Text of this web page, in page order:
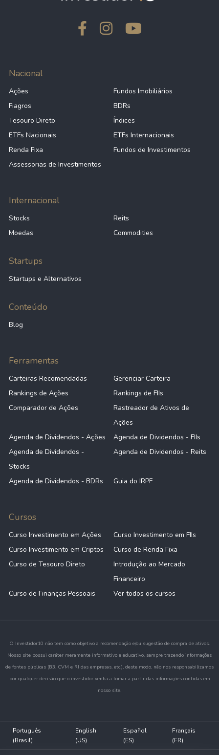
Nacional
Ações
Fundos Imobiliários
Fiagros
BDRs
Tesouro Direto
Índices
ETFs Nacionais
ETFs Internacionais
Renda Fixa
Fundos de Investimentos
Assessorias de Investimentos
Internacional
Stocks
Reits
Moedas
Commodities
Startups
Startups e Alternativos
Conteúdo
Blog
Ferramentas
Carteiras Recomendadas
Gerenciar Carteira
Rankings de Ações
Rankings de FIIs
Comparador de Ações
Rastreador de Ativos de
Ações
Agenda de Dividendos - Ações
Agenda de Dividendos - FIIs
Agenda de Dividendos -
Stocks
Agenda de Dividendos - Reits
Agenda de Dividendos - BDRs Guia do IRPF
Cursos
Curso Investimento em Ações
Curso Investimento em FIIs
Curso Investimento em Criptos
Curso de Renda Fixa
Curso de Tesouro Direto
Introdução ao Mercado
Financeiro
Curso de Finanças Pessoais
Ver todos os cursos
O Investidor10 não tem como objetivo a recomendação e/ou sugestão de compra de ativos.
Nosso site possui caráter meramente informativo e educativo, sempre trazendo informações
de fontes públicas (B3, CVM e RI das empresas, etc.), deste modo, não nos responsabilizamos
por qualquer decisão que o investidor venha a tomar a partir das informações contidas em
nosso site.
Português
(Brasil)
English
(US)
Español
(ES)
Français
(FR)